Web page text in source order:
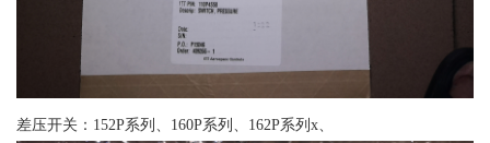
差压开关：152P系列、160P系列、162P系列x、